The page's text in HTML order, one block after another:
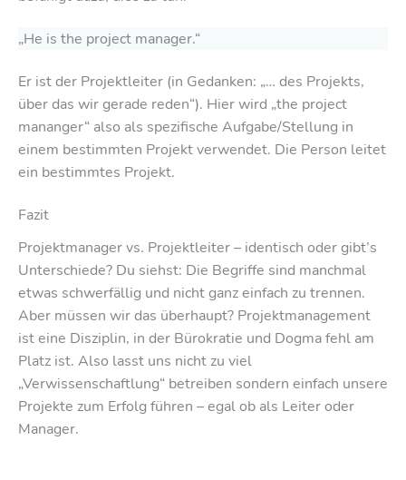
„He is the project manager.“
Er ist der Projektleiter (in Gedanken: „… des Projekts,
über das wir gerade reden“). Hier wird „the project
mananger“ also als spezifische Aufgabe/Stellung in
einem bestimmten Projekt verwendet. Die Person leitet
ein bestimmtes Projekt.
Fazit
Projektmanager vs. Projektleiter – identisch oder gibt’s
Unterschiede? Du siehst: Die Begriffe sind manchmal
etwas schwerfällig und nicht ganz einfach zu trennen.
Aber müssen wir das überhaupt? Projektmanagement
ist eine Disziplin, in der Bürokratie und Dogma fehl am
Platz ist. Also lasst uns nicht zu viel
„Verwissenschaftlung“ betreiben sondern einfach unsere
Projekte zum Erfolg führen – egal ob als Leiter oder
Manager.